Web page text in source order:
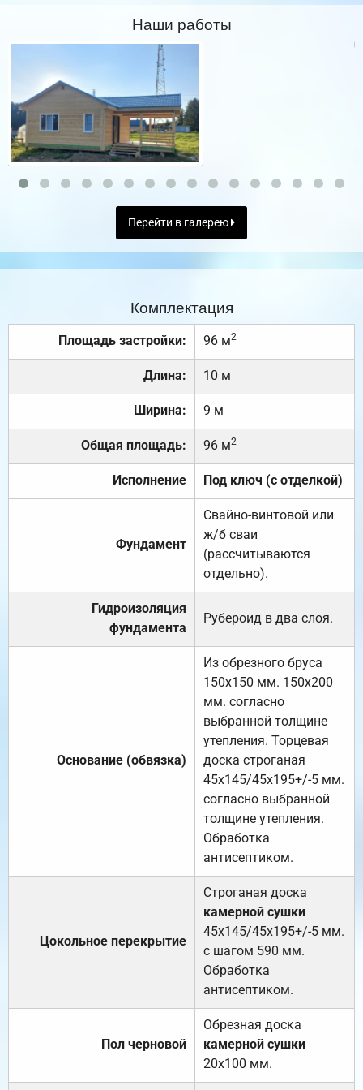
Наши работы
Перейти в галерею
Комплектация
Площадь застройки: 96 м2
Длина: 10 м
Ширина: 9 м
Общая площадь: 96 м2
Исполнение Под ключ (с отделкой)
Фундамент
Свайно-винтовой или
ж/б сваи
(рассчитываются
отдельно).
Гидроизоляция
фундамента
Рубероид в два слоя.
Основание (обвязка)
Из обрезного бруса
150х150 мм. 150х200
мм. согласно
выбранной толщине
утепления. Торцевая
доска строганая
45х145/45х195+/-5 мм.
согласно выбранной
толщине утепления.
Обработка
антисептиком.
Цокольное перекрытие
Строганая доска
камерной сушки
45х145/45х195+/-5 мм.
с шагом 590 мм.
Обработка
антисептиком.
Пол черновой
Обрезная доска
камерной сушки
20х100 мм.